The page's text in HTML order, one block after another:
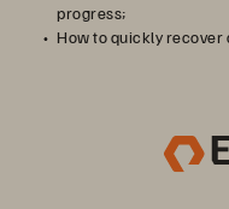
progress;
How to quickly recover